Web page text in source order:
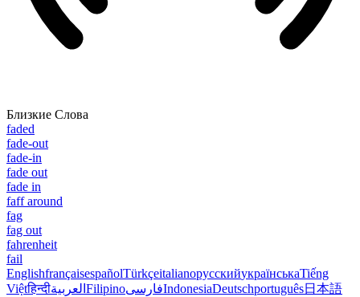
Близкие Слова
faded
fade-out
fade-in
fade out
fade in
faff around
fag
fag out
fahrenheit
fail
EnglishfrançaisespañolTürkçeitalianoрусскийукраїнськаTiếng
Việtहिन्दीالعربية FilipinoفارسیIndonesiaDeutschportuguês日本語